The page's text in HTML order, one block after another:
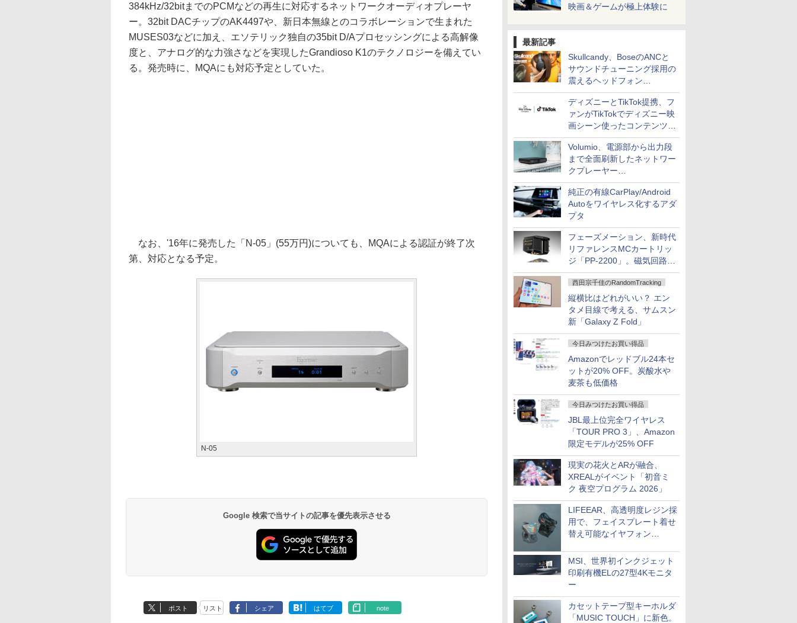
映画＆ゲームが極上体験に
最新記事
Skullcandy、BoseのANCと
サウンドチューニング採用の
震えるヘッドフォン
「Crusher 1080 ANC」
ディズニーとTikTok提携、フ
ァンがTikTokでディズニー映
画シーン使ったコンテンツ制
作、Disney+にも配信
Volumio、電源部から出力段
まで全面刷新したネットワー
クプレーヤー
「Primo（2026）」
純正の有線CarPlay/Android
Autoをワイヤレス化するアダ
プタ
フェーズメーション、新時代
リファレンスMCカートリッ
ジ「PP-2200」。磁気回路や
ハウジングを根本から見直し
西田宗千佳のRandomTracking
縦横比はどれがいい？ エン
タメ目線で考える、サムスン
新「Galaxy Z Fold」
今日みつけたお買い得品
Amazonでレッドブル24本セ
ットが20% OFF。炭酸水や
麦茶も低価格
今日みつけたお買い得品
JBL最上位完全ワイヤレス
「TOUR PRO 3」、Amazon
限定モデルが25% OFF
現実の花火とARが融合、
XREALがイベント「初音ミ
ク 夜空プログラム 2026」
LIFEEAR、高透明度レジン採
用で、フェイスプレート着せ
替え可能なイヤフォン
MSI、世界初インクジェット
印刷有機ELの27型4Kモニタ
ー
カセットテープ型キーホルダ
「MUSIC TOUCH」に新色。
384kHz/32bitまでのPCMなどの再生に対応するネットワークオーディオプレーヤ
ー。32bit DACチップのAK4497や、新日本無線とのコラボレーションで生まれた
MUSES03などに加え、エソテリック独自の35bit D/Aプロセッシングによる高解像
度と、アナログ的な力強さなどを実現したGrandioso K1のテクノロジーを備えてい
る。発売時に、MQAにも対応予定としていた。
なお、'16年に発売した「N-05」(55万円)についても、MQAによる認証が終了次
第、対応となる予定。
N-05
Google 検索で当サイトの記事を優先表示させる
ポスト リスト シェア はてブ note